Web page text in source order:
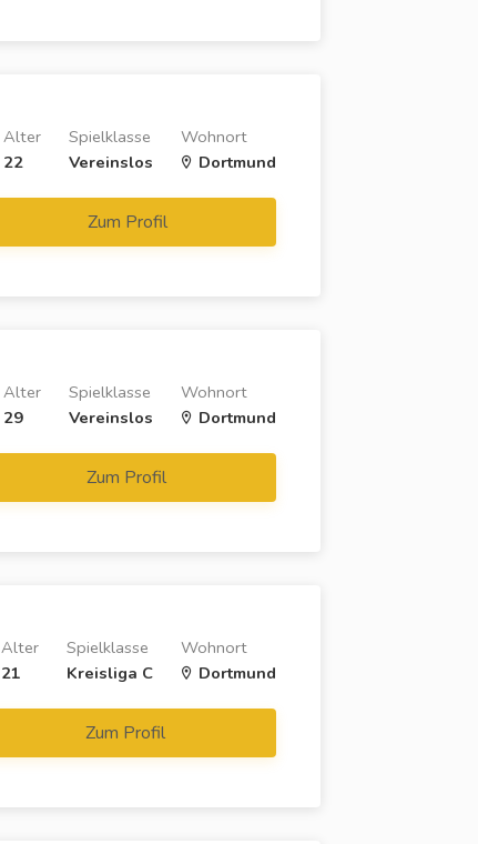
Wohnort
Dortmund
Spielklasse
Vereinslos
Alter
22
Zum Profil
Wohnort
Dortmund
Spielklasse
Vereinslos
Alter
29
Zum Profil
Wohnort
Dortmund
Spielklasse
Kreisliga C
Alter
21
Zum Profil